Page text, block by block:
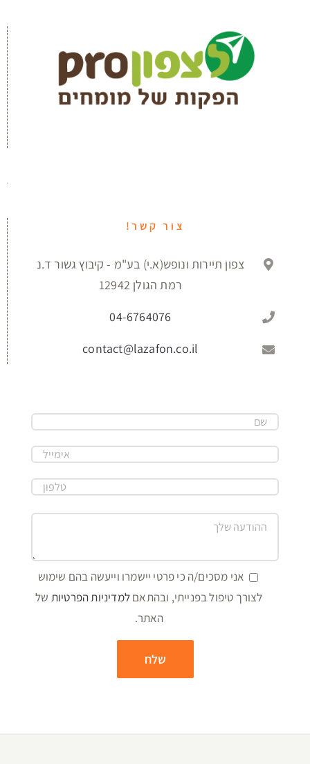
צור קשר!
צפון תיירות ונופש(א.י) בע"מ - קיבוץ גשור ד.נ
רמת הגולן 12942
04-6764076
contact@lazafon.co.il
אני מסכים/ה כי פרטי יישמרו וייעשה בהם שימוש
לצורך טיפול בפנייתי, ובהתאםלמדיניות הפרטיות של
האתר.